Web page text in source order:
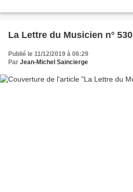
La Lettre du Musicien n° 530
Publié le 11/12/2019 à 06:29
Par Jean-Michel Saincierge